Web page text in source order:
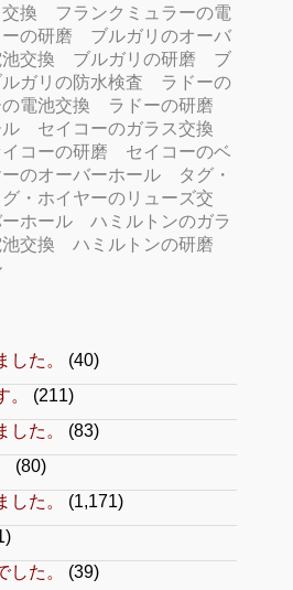
換
フランクミュラーの電
の研磨
ブルガリのオーバ
交換 ブルガリの研磨
ブ
ガリの防水検査
ラドーの
電池交換
ラドーの研磨
セイコーのガラス交換
コーの研磨
セイコーのベ
のオーバーホール
タグ・
グ・ホイヤーのリューズ交
ホール
ハミルトンのガラ
交換
ハミルトンの研磨
した。
(40)
(211)
した。
(83)
(80)
した。
(1,171)
した。
(39)